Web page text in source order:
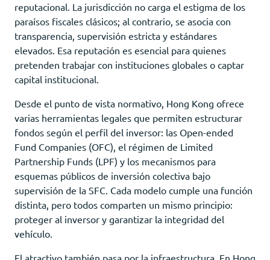
reputacional. La jurisdicción no carga el estigma de los
paraísos fiscales clásicos; al contrario, se asocia con
transparencia, supervisión estricta y estándares
elevados. Esa reputación es esencial para quienes
pretenden trabajar con instituciones globales o captar
capital institucional.
Desde el punto de vista normativo, Hong Kong ofrece
varias herramientas legales que permiten estructurar
fondos según el perfil del inversor: las Open-ended
Fund Companies (OFC), el régimen de Limited
Partnership Funds (LPF) y los mecanismos para
esquemas públicos de inversión colectiva bajo
supervisión de la SFC. Cada modelo cumple una función
distinta, pero todos comparten un mismo principio:
proteger al inversor y garantizar la integridad del
vehículo.
El atractivo también pasa por la infraestructura. En Hong